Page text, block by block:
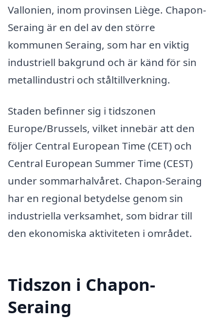
Vallonien, inom provinsen Liège. Chapon-
Seraing är en del av den större
kommunen Seraing, som har en viktig
industriell bakgrund och är känd för sin
metallindustri och ståltillverkning.
Staden befinner sig i tidszonen
Europe/Brussels, vilket innebär att den
följer Central European Time (CET) och
Central European Summer Time (CEST)
under sommarhalvåret. Chapon-Seraing
har en regional betydelse genom sin
industriella verksamhet, som bidrar till
den ekonomiska aktiviteten i området.
Tidszon i Chapon-
Seraing